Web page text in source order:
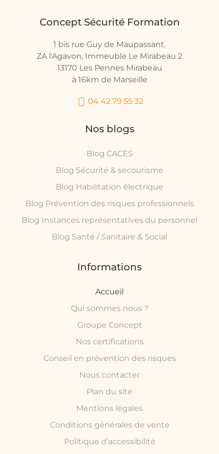
Concept Sécurité Formation
1 bis rue Guy de Maupassant.
ZA l'Agavon, Immeuble Le Mirabeau 2
13170 Les Pennes Mirabeau
à 16km de Marseille
04 42 79 55 32
Nos blogs
Blog CACES
Blog Sécurité & secourisme
Blog Habilitation électrique
Blog Prévention des risques professionnels
Blog Instances représentatives du personnel
Blog Santé / Sanitaire & Social
Informations
Accueil
Qui sommes nous ?
Groupe Concept
Nos certifications
Conseil en prévention des risques
Nous contacter
Plan du site
Mentions légales
Conditions générales de vente
Politique d’accessibilité